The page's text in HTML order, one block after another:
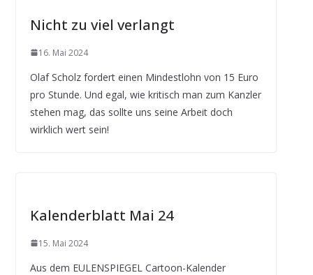
Nicht zu viel verlangt
16. Mai 2024
Olaf Scholz fordert einen Mindestlohn von 15 Euro
pro Stunde. Und egal, wie kritisch man zum Kanzler
stehen mag, das sollte uns seine Arbeit doch
wirklich wert sein!
Kalenderblatt Mai 24
15. Mai 2024
Aus dem EULENSPIEGEL Cartoon-Kalender